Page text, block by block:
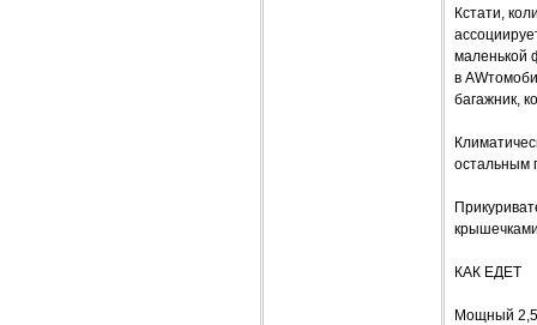
Кстати,
маленькой
в
багажник,
остальным
КАК ЕДЕТ
Мощный